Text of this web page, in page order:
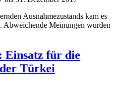
Ausnahmezustands kam es
Abweichende Meinungen wurden
Einsatz für die
Türkei